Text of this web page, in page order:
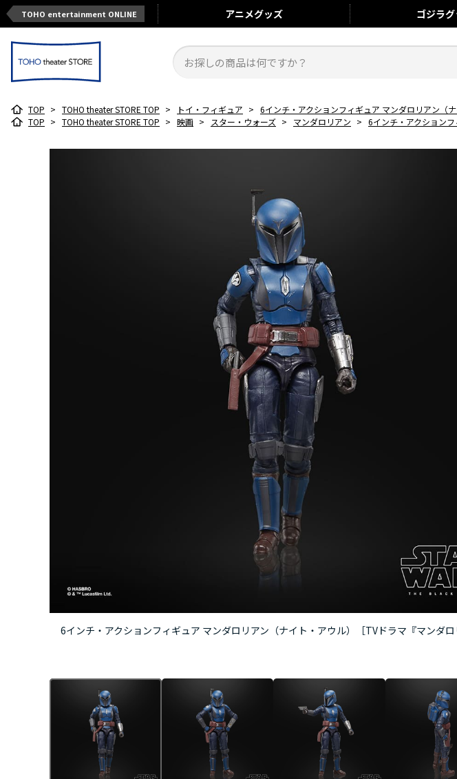
TOHO entertainment ONLINE アニメグッズ ゴジラ
TOP > TOHO theater STORE TOP > トイ・フィギュア > 6インチ・アクションフィギュア マンダロリアン（
TOP > TOHO theater STORE TOP > 映画 > スター・ウォーズ > マンダロリアン > 6インチ・アクション
6インチ・アクションフィギュア マンダロリアン（ナイト・アウル）［TVドラマ『マンダロ